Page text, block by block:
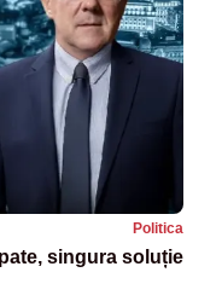
Politica
singura soluție